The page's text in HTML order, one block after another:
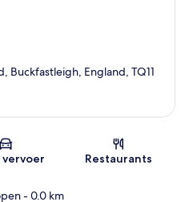
Buckfastleigh, England, TQ11
vervoer Restaurants
- 0.0 km